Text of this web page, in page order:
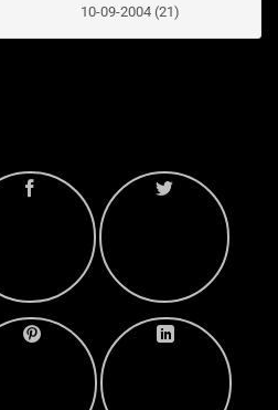
10-09-2004 (21)